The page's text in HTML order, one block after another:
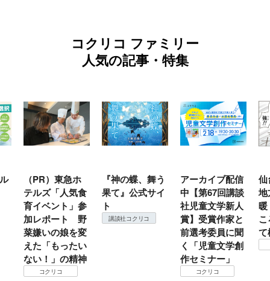
コクリコ ファミリー
人気の記事・特集
（PR）東急ホ
テルズ「人気食
育イベント」参
加レポート 野
菜嫌いの娘を変
えた「もったい
ない！」の精神
コクリコ
『神の蝶、舞う
果て』公式サイ
ト
講談社コクリコ
アーカイブ配信
中【第67回講談
社児童文学新人
賞】受賞作家と
前選考委員に聞
く「児童文学創
作セミナー」
コクリコ
仙
地
て